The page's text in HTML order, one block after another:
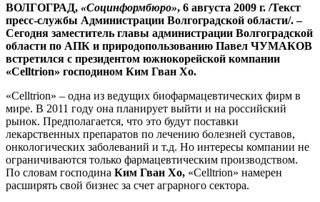
ВОЛГОГРАД, «Социнформбюро», 6 августа 2009 г. /Текст
пресс-службы Администрации Волгоградской области/. –
Сегодня заместитель главы администрации Волгоградской
области по АПК и природопользованию Павел ЧУМАКОВ
встретился с президентом южнокорейской компании
«Celltrion» господином Ким Гван Хо.
«Celltrion» – одна из ведущих биофармацевтических фирм в
мире. В 2011 году она планирует выйти и на российский
рынок. Предполагается, что это будут поставки
лекарственных препаратов по лечению болезней суставов,
онкологических заболеваний и т.д. Но интересы компании не
ограничиваются только фармацевтическим производством.
По словам господина Ким Гван Хо, «Celltrion» намерен
расширять свой бизнес за счет аграрного сектора.